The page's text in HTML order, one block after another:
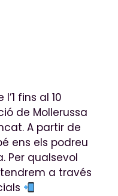
fins al 10
de Mollerussa
A partir de
ens els podreu
Per qualsevol
a través